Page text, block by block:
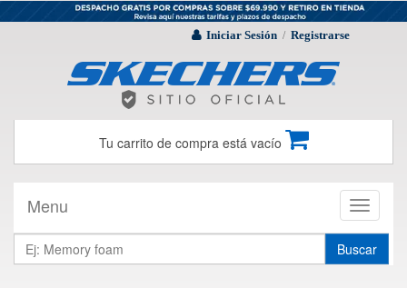
Iniciar Sesión / Registrarse
Tu carrito de compra está vacío
Toggle
Menu
Buscar